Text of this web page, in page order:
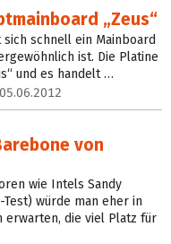
„Zeus“
schnell ein Mainboard
ist. Die Platine
und es handelt …
05.06.2012
von
wie Intels Sandy
würde man eher in
erwarten, die viel Platz für